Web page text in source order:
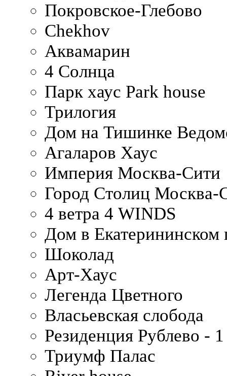
Покровское-Глебово
Chekhov
Аквамарин
4 Солнца
Парк хаус Park house
Трилогия
Дом на Тишинке
Агаларов Хаус
Империя Москва-Сити
Город Столиц Москва-
4 ветра 4 WINDS
Дом в Екатерининском
Шоколад
Арт-Хаус
Легенда Цветного
Власьевская слобода
Резиденция Рублево - 1
Триумф Палас